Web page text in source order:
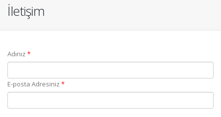
İletişim
Adınız *(Zorunlu alan)
E-posta Adresiniz *(Zorunlu alan)